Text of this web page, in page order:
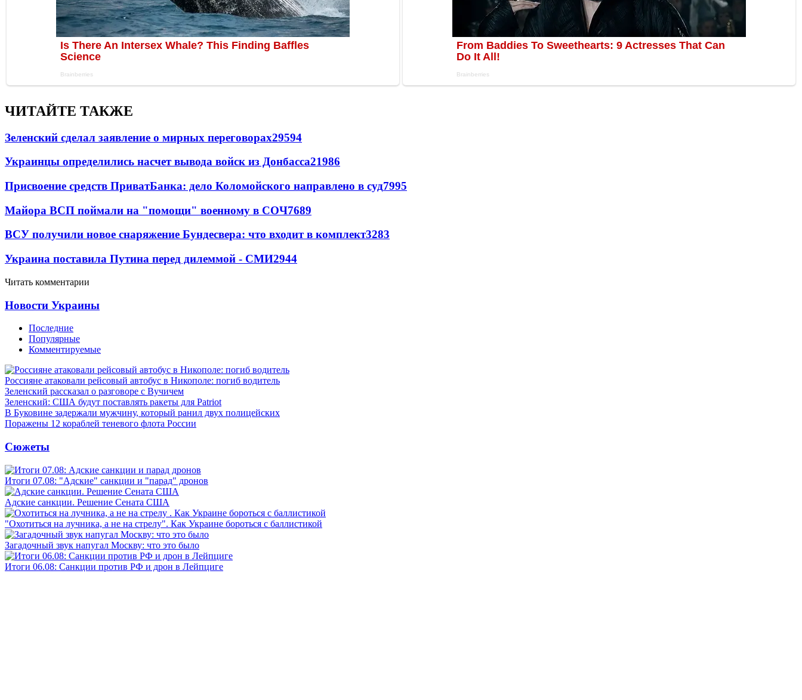
ЧИТАЙТЕ ТАКЖЕ
Зеленский сделал заявление о мирных переговорах29594
Украинцы определились насчет вывода войск из Донбасса21986
Присвоение средств ПриватБанка: дело Коломойского направлено в суд7995
Майора ВСП поймали на "помощи" военному в СОЧ7689
ВСУ получили новое снаряжение Бундесвера: что входит в комплект3283
Украина поставила Путина перед дилеммой - СМИ2944
Читать комментарии
Новости Украины
Последние
Популярные
Комментируемые
Россияне атаковали рейсовый автобус в Никополе: погиб водитель
Зеленский рассказал о разговоре с Вучичем
Зеленский: США будут поставлять ракеты для Patriot
В Буковине задержали мужчину, который ранил двух полицейских
Поражены 12 кораблей теневого флота России
Сюжеты
Итоги 07.08: "Адские" санкции и "парад" дронов
Адские санкции. Решение Сената США
"Охотиться на лучника, а не на стрелу". Как Украине бороться с баллистикой
Загадочный звук напугал Москву: что это было
Итоги 06.08: Санкции против РФ и дрон в Лейпциге